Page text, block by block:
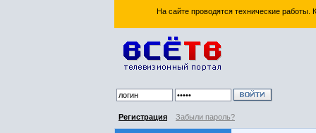
На сайте проводятся технические
Регистрация Забыли пароль?